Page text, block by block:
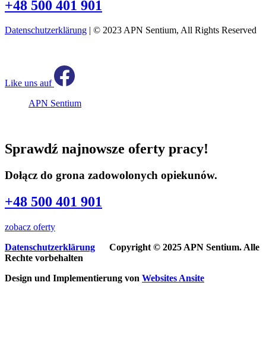
+48 500 401 901
Datenschutzerklärung | © 2023 APN Sentium, All Rights Reserved
Like uns auf
APN Sentium
Sprawdź najnowsze oferty pracy!
Dołącz do grona zadowolonych opiekunów.
+48 500 401 901
zobacz oferty
Datenschutzerklärung
Copyright © 2025 APN Sentium. Alle
Rechte vorbehalten
Design und Implementierung von Websites Ansite